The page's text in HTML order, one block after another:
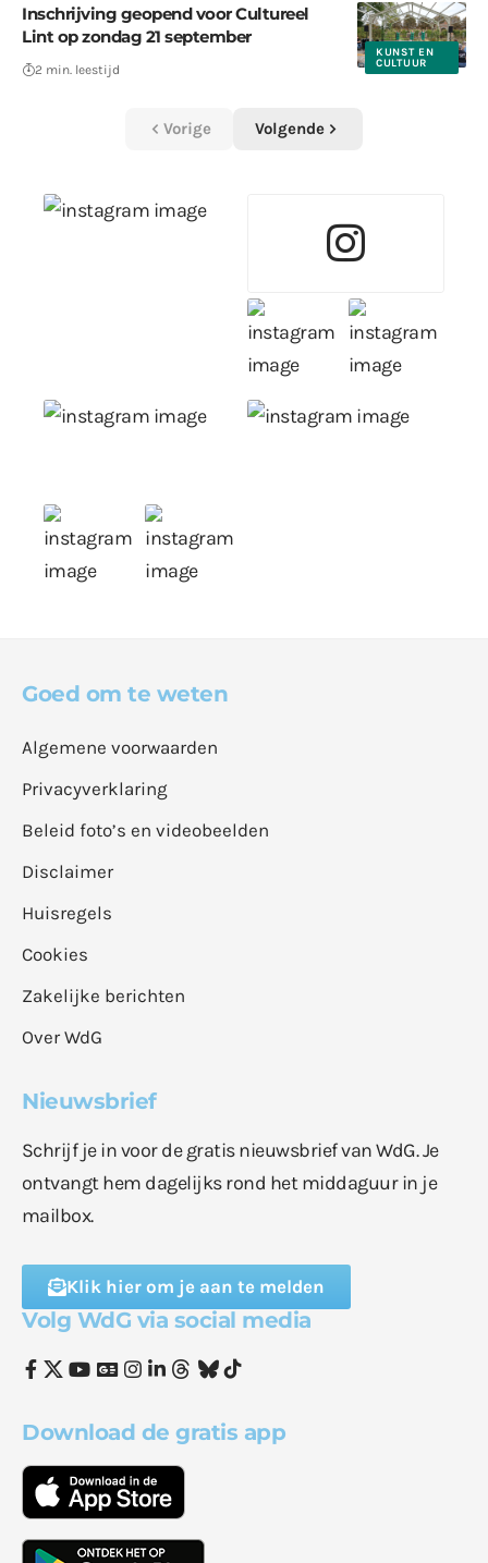
KUNST EN
CULTUUR
Inschrijving geopend voor Cultureel
Lint op zondag 21 september
2 min. leestijd
Vorige Volgende
Goed om te weten
Algemene voorwaarden
Privacyverklaring
Beleid foto’s en videobeelden
Disclaimer
Huisregels
Cookies
Zakelijke berichten
Over WdG
Nieuwsbrief
Schrijf je in voor de gratis nieuwsbrief van WdG. Je
ontvangt hem dagelijks rond het middaguur in je
mailbox.
Klik hier om je aan te melden
Volg WdG via social media
Download de gratis app